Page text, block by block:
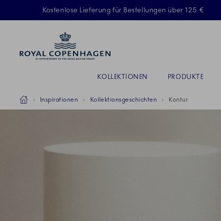
Kostenlose Lieferung für Bestellungen über 125 €
KOLLEKTIONEN PRODUKTE
Breadcrumb Headlinesss
StartseiteInspirationen Kollektionsgeschichten Kontur